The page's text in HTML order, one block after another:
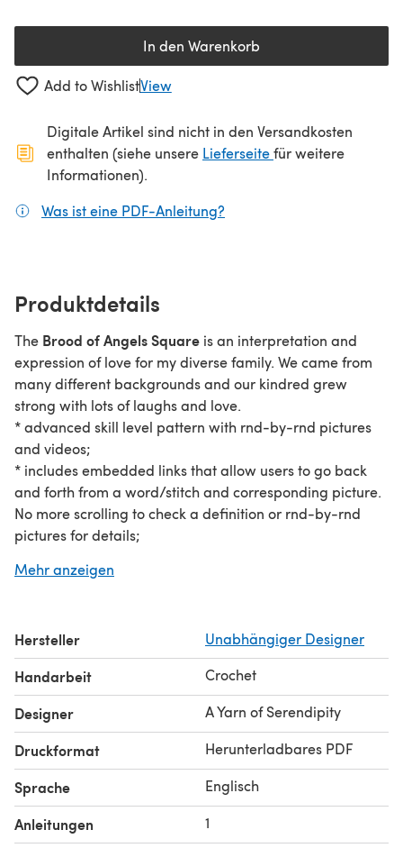
In den Warenkorb
Add to WishlistView
Digitale Artikel sind nicht in den Versandkosten
enthalten (siehe unsere Lieferseite(öffnet sich in
für weitere
Informationen).
Was ist eine PDF-Anleitung?
Produktdetails
The Brood of Angels Square is an interpretation and
expression of love for my diverse family. We came from
many different backgrounds and our kindred grew
strong with lots of laughs and love.
* advanced skill level pattern with rnd-by-rnd pictures
and videos;
* includes embedded links that allow users to go back
and forth from a word/stitch and corresponding picture.
No more scrolling to check a definition or rnd-by-rnd
pictures for details;
* 11’ x 11” - 4.5 mm hook; 12” x 12” - 5 mm hook;
HPS. Videos of puff, X-st, mod X-st and HPS are included
in the pattern.
Mehr anzeigen
Hersteller Unabhängiger Designer
Handarbeit Crochet
Designer A Yarn of Serendipity
Druckformat Herunterladbares PDF
Sprache Englisch
Anleitungen 1